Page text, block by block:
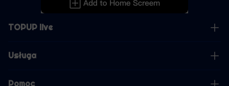
TOPUP live
Usługa
Pomoc